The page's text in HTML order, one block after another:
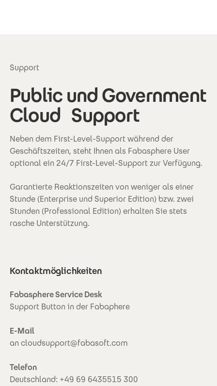
Support
Public und Government
Cloud Support
Neben dem First-Level-Support während der
Geschäftszeiten, steht Ihnen als Fabasphere User
optional ein 24/7 First-Level-Support zur Verfügung.
Garantierte Reaktionszeiten von weniger als einer
Stunde (Enterprise und Superior Edition) bzw. zwei
Stunden (Professional Edition) erhalten Sie stets
rasche Unterstützung.
Kontaktmöglichkeiten
Fabasphere Service Desk
Support Button in der Fabaphere
E-Mail
an cloudsupport@fabasoft.com
Telefon
Deutschland: +49 69 6435515 300